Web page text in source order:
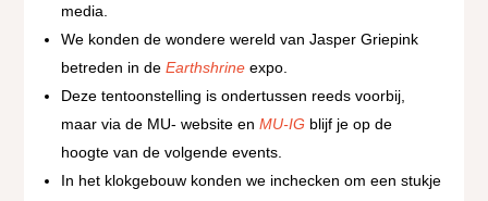
media.
We konden de wondere wereld van Jasper Griepink
betreden in deEarthshrine expo.
Deze tentoonstelling is ondertussen reeds voorbij,
maar via de MU- website enMU-IG blijf je op de
hoogte van de volgende events.
In het klokgebouw konden we inchecken om een stukje